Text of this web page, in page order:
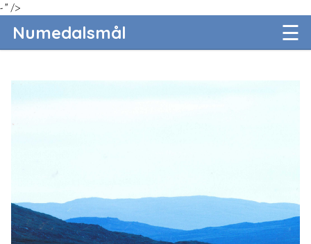
- " />
Numedalsmål ☰